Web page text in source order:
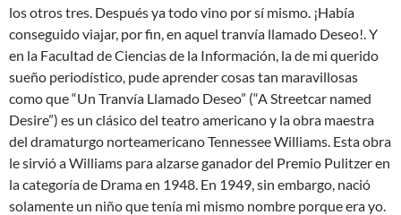
los otros tres. Después ya todo vino por sí mismo. ¡Había
conseguido viajar, por fin, en aquel tranvía llamado Deseo!. Y
en la Facultad de Ciencias de la Información, la de mi querido
sueño periodístico, pude aprender cosas tan maravillosas
como que “Un Tranvía Llamado Deseo” (“A Streetcar named
Desire”) es un clásico del teatro americano y la obra maestra
del dramaturgo norteamericano Tennessee Williams. Esta obra
le sirvió a Williams para alzarse ganador del Premio Pulitzer en
la categoría de Drama en 1948. En 1949, sin embargo, nació
solamente un niño que tenía mi mismo nombre porque era yo.